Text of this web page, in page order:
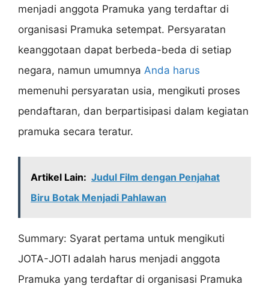
menjadi anggota Pramuka yang terdaftar di
organisasi Pramuka setempat. Persyaratan
keanggotaan dapat berbeda-beda di setiap
negara, namun umumnya Anda harus
memenuhi persyaratan usia, mengikuti proses
pendaftaran, dan berpartisipasi dalam kegiatan
pramuka secara teratur.
Artikel Lain: Judul Film dengan Penjahat
Biru Botak Menjadi Pahlawan
Summary: Syarat pertama untuk mengikuti
JOTA-JOTI adalah harus menjadi anggota
Pramuka yang terdaftar di organisasi Pramuka